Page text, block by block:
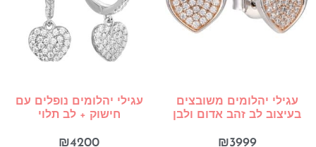
עגילי יהלומים משובצים
בעיצוב לב זהב אדום ולבן
₪3999
עגילי יהלומים נופלים עם
חישוק + לב תלוי
₪4200